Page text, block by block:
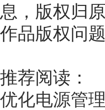
息，版权归
作品版权问
推荐阅读：
优化电源管